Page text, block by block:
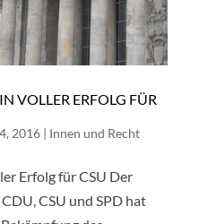
VOLLER ERFOLG FÜR
2016| Innen und Recht
Erfolg für CSU Der
CSU und SPD hat